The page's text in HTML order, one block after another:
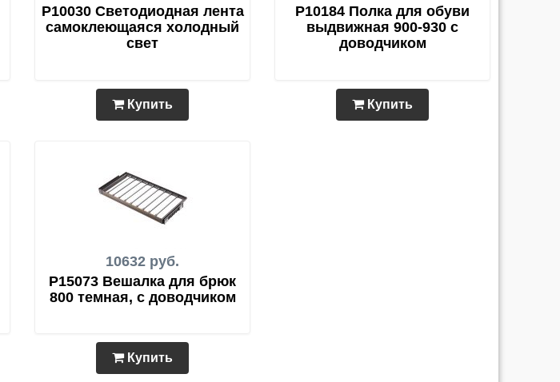
P10030 Светодиодная лента
самоклеющаяся холодный
свет
Купить
P10184 Полка для обуви
выдвижная 900-930 с
доводчиком
Купить
10632 руб.
P15073 Вешалка для брюк
800 темная, с доводчиком
Купить